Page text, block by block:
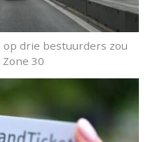
op drie bestuurders zou
30